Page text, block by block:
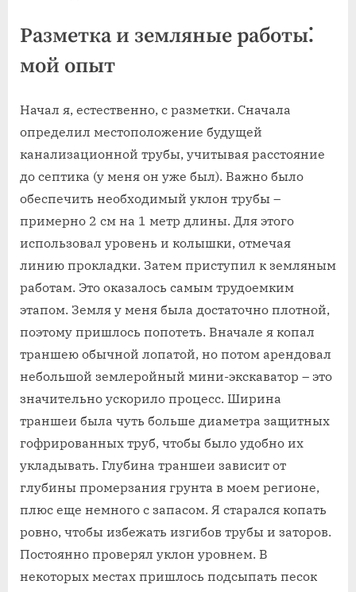
Разметка и земляные работы⁚
мой опыт
Начал я‚ естественно‚ с разметки. Сначала
определил местоположение будущей
канализационной трубы‚ учитывая расстояние
до септика (у меня он уже был). Важно было
обеспечить необходимый уклон трубы –
примерно 2 см на 1 метр длины. Для этого
использовал уровень и колышки‚ отмечая
линию прокладки. Затем приступил к земляным
работам. Это оказалось самым трудоемким
этапом. Земля у меня была достаточно плотной‚
поэтому пришлось попотеть. Вначале я копал
траншею обычной лопатой‚ но потом арендовал
небольшой землеройный мини-экскаватор – это
значительно ускорило процесс. Ширина
траншеи была чуть больше диаметра защитных
гофрированных труб‚ чтобы было удобно их
укладывать. Глубина траншеи зависит от
глубины промерзания грунта в моем регионе‚
плюс еще немного с запасом. Я старался копать
ровно‚ чтобы избежать изгибов трубы и заторов.
Постоянно проверял уклон уровнем. В
некоторых местах пришлось подсыпать песок